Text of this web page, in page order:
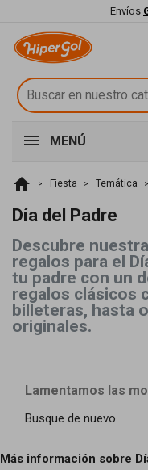
Envíos
MENÚ
home Fiesta Temática
Día del Padre
Descubre
regalos para el
tu padre con un
regalos clásicos
billeteras, hasta
originales.
Lamentamos las
Busque de nuevo
Más información sobre